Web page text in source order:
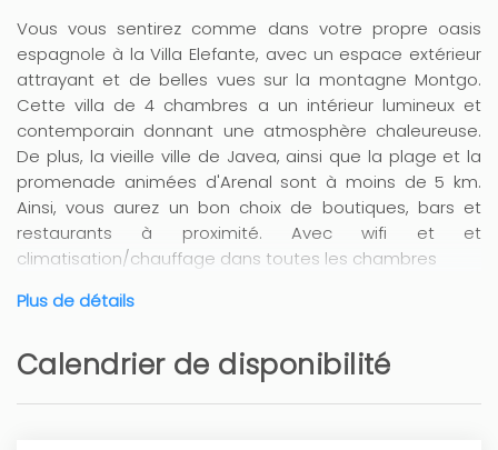
Vous vous sentirez comme dans votre propre oasis
espagnole à la Villa Elefante, avec un espace extérieur
attrayant et de belles vues sur la montagne Montgo.
Cette villa de 4 chambres a un intérieur lumineux et
contemporain donnant une atmosphère chaleureuse.
De plus, la vieille ville de Javea, ainsi que la plage et la
promenade animées d'Arenal sont à moins de 5 km.
Ainsi, vous aurez un bon choix de boutiques, bars et
restaurants à proximité. Avec wifi et et
climatisation/chauffage dans toutes les chambres
Plus de détails
Calendrier de disponibilité